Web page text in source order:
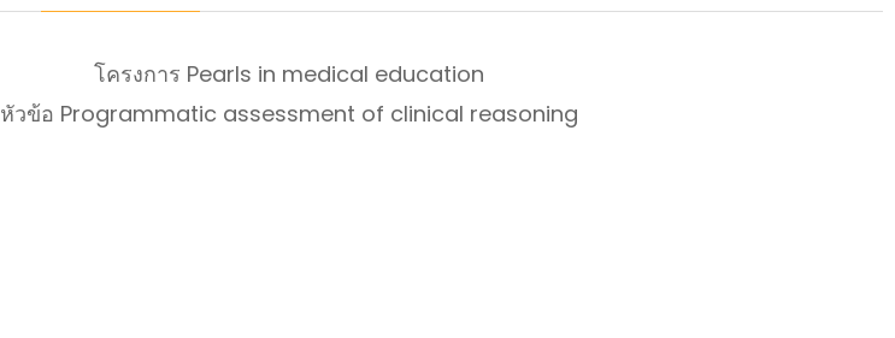
โครงการ Pearls in medical education
หัวข้อ Programmatic assessment of clinical reasoning